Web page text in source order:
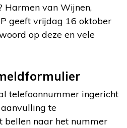
Harmen van Wijnen,
geeft vrijdag 16 oktober
op deze en vele
telefoonnummer ingericht
te
bellen naar het nummer